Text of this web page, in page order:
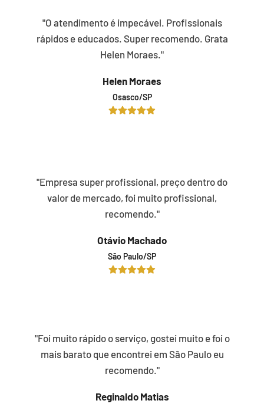
"O atendimento é impecável. Profissionais
rápidos e educados. Super recomendo. Grata
Helen Moraes."
Helen Moraes
Osasco/SP
"Empresa super profissional, preço dentro do
valor de mercado, foi muito profissional,
recomendo."
Otávio Machado
São Paulo/SP
"Foi muito rápido o serviço, gostei muito e foi o
mais barato que encontrei em São Paulo eu
recomendo."
Reginaldo Matias